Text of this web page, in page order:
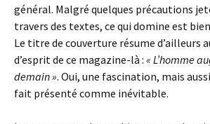
général. Malgré quelques précautions
travers des textes, ce qui domine est
Le titre de couverture résume d’ailleurs
d’esprit de ce magazine-là : « L’homme
demain ». Oui, une fascination, mais
fait présenté comme inévitable.